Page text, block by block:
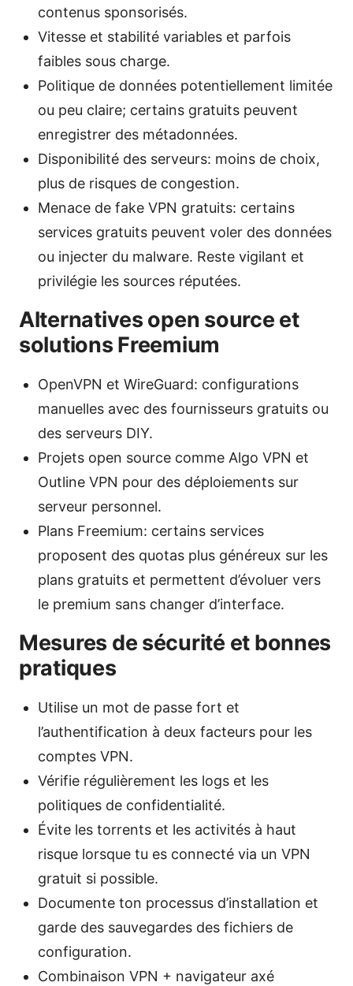
contenus sponsorisés.
Vitesse et stabilité variables et parfois
faibles sous charge.
Politique de données potentiellement limitée
ou peu claire; certains gratuits peuvent
enregistrer des métadonnées.
Disponibilité des serveurs: moins de choix,
plus de risques de congestion.
Menace de fake VPN gratuits: certains
services gratuits peuvent voler des données
ou injecter du malware. Reste vigilant et
privilégie les sources réputées.
Alternatives open source et
solutions Freemium
OpenVPN et WireGuard: configurations
manuelles avec des fournisseurs gratuits ou
des serveurs DIY.
Projets open source comme Algo VPN et
Outline VPN pour des déploiements sur
serveur personnel.
Plans Freemium: certains services
proposent des quotas plus généreux sur les
plans gratuits et permettent d’évoluer vers
le premium sans changer d’interface.
Mesures de sécurité et bonnes
pratiques
Utilise un mot de passe fort et
l’authentification à deux facteurs pour les
comptes VPN.
Vérifie régulièrement les logs et les
politiques de confidentialité.
Évite les torrents et les activités à haut
risque lorsque tu es connecté via un VPN
gratuit si possible.
Documente ton processus d’installation et
garde des sauvegardes des fichiers de
configuration.
Combinaison VPN + navigateur axé